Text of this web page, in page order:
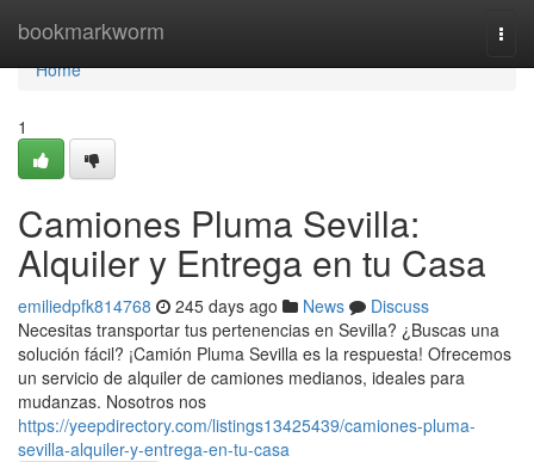
bookmarkworm
Home
Home
1
Camiones Pluma Sevilla:
Alquiler y Entrega en tu Casa
emiliedpfk814768 245 days ago News
Discuss
Necesitas transportar tus pertenencias en Sevilla? ¿Buscas una
solución fácil? ¡Camión Pluma Sevilla es la respuesta! Ofrecemos
un servicio de alquiler de camiones medianos, ideales para
mudanzas. Nosotros nos
https://yeepdirectory.com/listings13425439/camiones-pluma-
sevilla-alquiler-y-entrega-en-tu-casa